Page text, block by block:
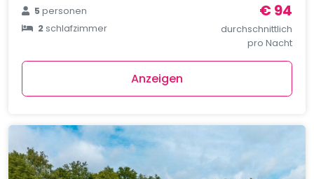
5personen
2schlafzimmer
€ 94
durchschnittlich
pro Nacht
Anzeigen